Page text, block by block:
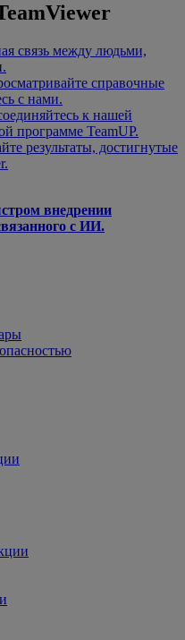
связь между людьми,
справочные
с нами.
к нашей
программе TeamUP.
результаты, достигнутые
внедрении
с ИИ.